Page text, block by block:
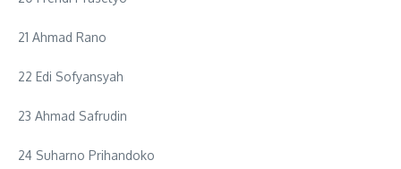
21 Ahmad Rano
22 Edi Sofyansyah
23 Ahmad Safrudin
24 Suharno Prihandoko